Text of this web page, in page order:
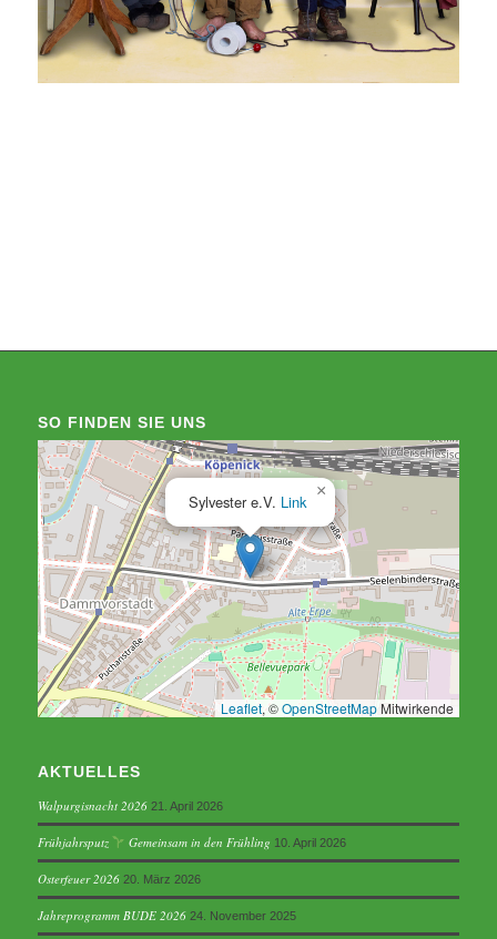
SO FINDEN SIE UNS
Sylvester e.V. Link
×
Leaflet, ©OpenStreetMapMitwirkende
AKTUELLES
Walpurgisnacht 2026 21. April 2026
Frühjahrsputz Gemeinsam in den Frühling 10. April 2026
Osterfeuer 2026 20. März 2026
Jahreprogramm BUDE 2026 24. November 2025